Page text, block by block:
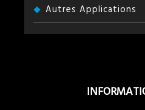
Autres Applications